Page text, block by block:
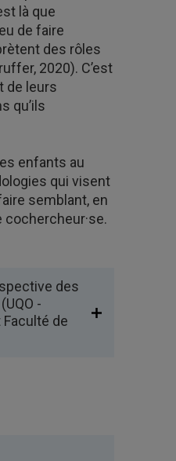
là que
de faire
des rôles
2020). C’est
de leurs
qu’ils
enfants au
qui visent
semblant, en
des
-
de